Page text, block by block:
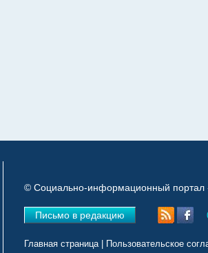
© Социально-информационный портал
Письмо в редакцию
Главная страница| Пользовательское